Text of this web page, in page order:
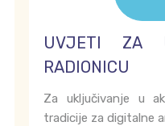
UVJETI ZA
RADIONICU
Za uključivanje u
tradicije za digitalne